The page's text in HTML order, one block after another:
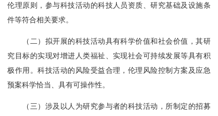
伦理原则，参与科技活动的科技人员资质、研究基础及设施条
件等符合相关要求。
（二）拟开展的科技活动具有科学价值和社会价值，其研
究目标的实现对增进人类福祉、实现社会可持续发展等具有积
极作用。科技活动的风险受益合理，伦理风险控制方案及应急
预案科学恰当、具有可操作性。
（三）涉及以人为研究参与者的科技活动，所制定的招募